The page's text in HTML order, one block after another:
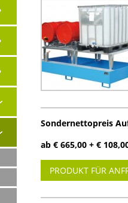
Sondernettopreis
ab € 665,00 + €
PRODUKT FÜR